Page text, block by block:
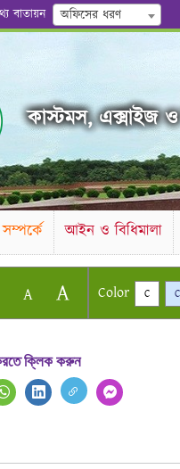
বাতায়ন অফিসের ধরণ
কাস্টমস, এক্সাইজ ও
আইন ও বিধিমালা
A A Color C C
করতে ক্লিক করুন